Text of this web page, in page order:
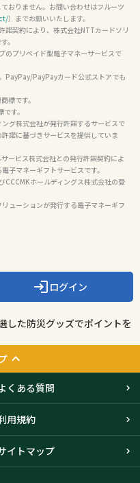
おりません。お問い合わせはフルーツ
）までお願いいたします。
諾契約により、株式会社NTTカードソリ
。
のプリペイド型電子マネーサービスで
PayPay/PayPayカード公式ストアでも
標です。
す。
グ株式会社が発行許諾するサービスで
諾に基づきサービスを提供していま
ービス株式会社との発行許諾契約によ
子マネーギフトサービスです。
CCCMKホールディングス株式会社の登
ューションが発行する電子マネーギフ
ログイン
した防災グッズでポイントを
くある質問
用規約
イトマップ